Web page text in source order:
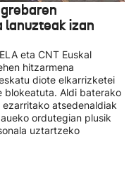
lanuzteak izan
eta CNT Euskal
hitzarmena
diote elkarrizketei
blokeatuta. Aldi baterako
atsedenaldiak
ordutegian plusik
uztartzeko